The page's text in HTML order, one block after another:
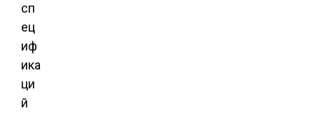
сп
ец
иф
ика
ци
й